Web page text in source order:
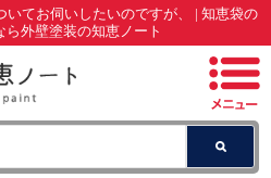
てお伺いしたいのですが、 | 知恵袋の
外壁塗装の知恵ノート